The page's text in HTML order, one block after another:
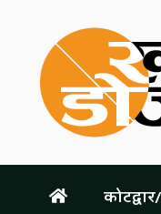
content